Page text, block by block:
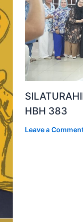
HBH 383
Leave a